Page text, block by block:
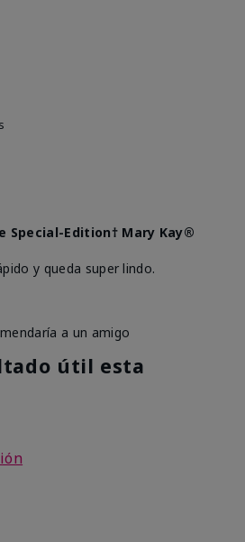
Special-Edition† Mary Kay®
y queda super lindo.
a un amigo
útil esta